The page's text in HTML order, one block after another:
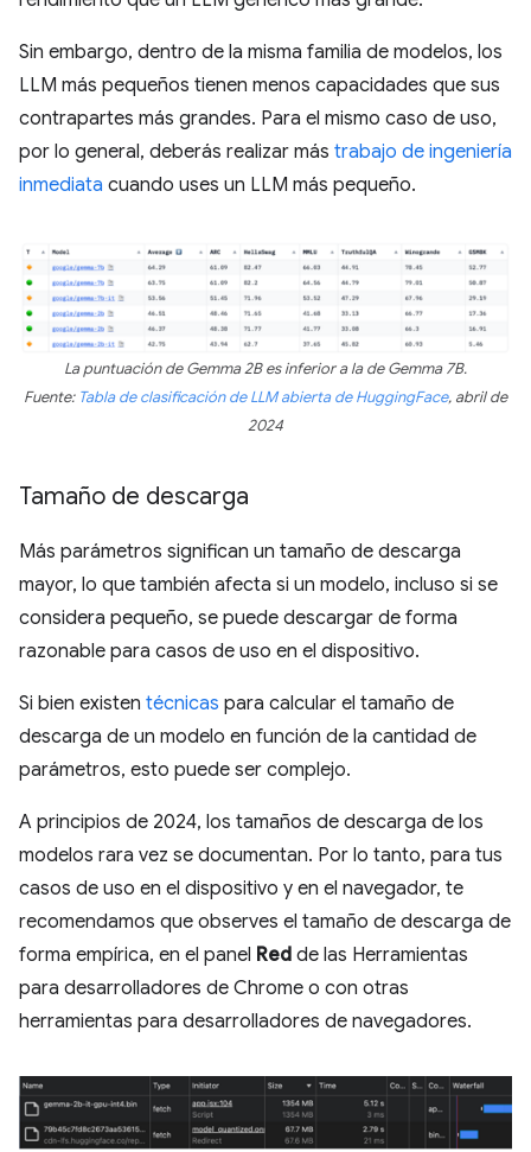
Sin embargo, dentro de la misma familia de modelos, los
LLM más pequeños tienen menos capacidades que sus
contrapartes más grandes. Para el mismo caso de uso,
por lo general, deberás realizar más trabajo de ingeniería
inmediata cuando uses un LLM más pequeño.
La puntuación de Gemma 2B es inferior a la de Gemma 7B.
Fuente: Tabla de clasificación de LLM abierta de HuggingFace, abril de
2024
Tamaño de descarga
Más parámetros significan un tamaño de descarga
mayor, lo que también afecta si un modelo, incluso si se
considera pequeño, se puede descargar de forma
razonable para casos de uso en el dispositivo.
Si bien existen técnicas para calcular el tamaño de
descarga de un modelo en función de la cantidad de
parámetros, esto puede ser complejo.
A principios de 2024, los tamaños de descarga de los
modelos rara vez se documentan. Por lo tanto, para tus
casos de uso en el dispositivo y en el navegador, te
recomendamos que observes el tamaño de descarga de
forma empírica, en el panel Red de las Herramientas
para desarrolladores de Chrome o con otras
herramientas para desarrolladores de navegadores.